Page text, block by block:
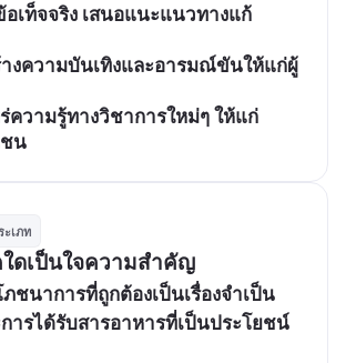
เท็จจริง เสนอแนะแนวทางแก้
างความบันเทิงและอารมณ์ขันให้แก่ผู้
ความรู้ทางวิชาการใหม่ๆ ให้แก่
น
ะเภท
ใดเป็นใจความสำคัญ
ชนาการที่ถูกต้องเป็นเรื่องจำเป็น
ารได้รับสารอาหารที่เป็นประโยชน์